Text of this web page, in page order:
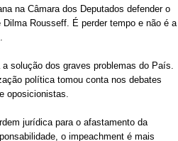
na Câmara dos Deputados defender o
Rousseff. É perder tempo e não é a
solução dos graves problemas do País.
política tomou conta nos debates
oposicionistas.
jurídica para o afastamento da
o impeachment é mais